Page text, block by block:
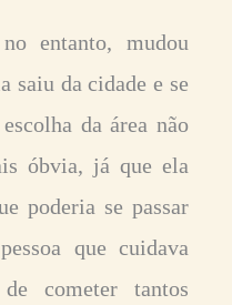
entanto, mudou
saiu da cidade e se
da área não
óbvia, já que ela
poderia se passar
que cuidava
cometer tantos